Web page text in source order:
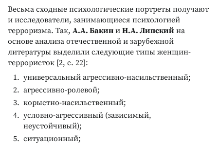
Весьма сходные психологические портреты получают
и исследователи, занимающиеся психологией
терроризма. Так, А.А. Бакин и Н.А. Липский на
основе анализа отечественной и зарубежной
литературы выделили следующие типы женщин-
террористок [2, с. 22]:
универсальный агрессивно-насильственный;
агрессивно-ролевой;
корыстно-насильственный;
условно-агрессивный (зависимый,
неустойчивый);
ситуационный;